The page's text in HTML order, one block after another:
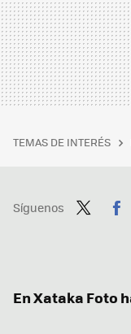
TEMAS DE INTERÉS
Síguenos
En Xataka Foto